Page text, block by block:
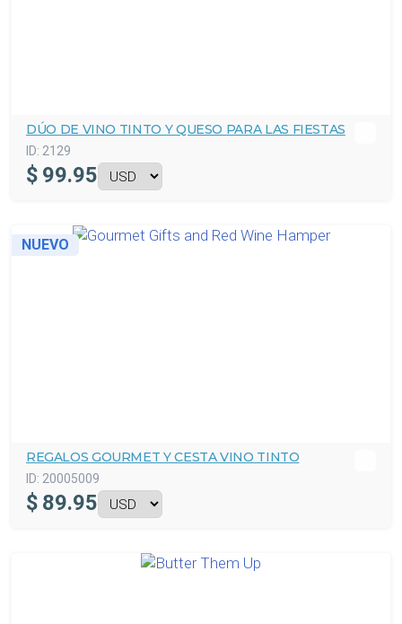
DÚO DE VINO TINTO Y QUESO PARA LAS FIESTAS
ID: 2129
$ 99.95
NUEVO
REGALOS GOURMET Y CESTA VINO TINTO
ID: 20005009
$ 89.95